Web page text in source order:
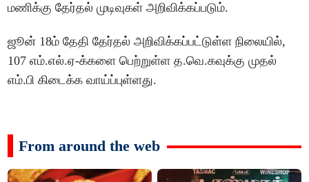
மணிக்கு தேர்தல் முடிவுகள் அறிவிக்கப்படும்.
ஜூன் 18ம் தேதி தேர்தல் அறிவிக்கப்பட்டுள்ள நிலையில்,
107 எம்.எல்.ஏ-க்களை பெற்றுள்ள த.வெ.கவுக்கு முதல்
எம்.பி கிடைக்க வாய்ப்புள்ளது.
From around the web